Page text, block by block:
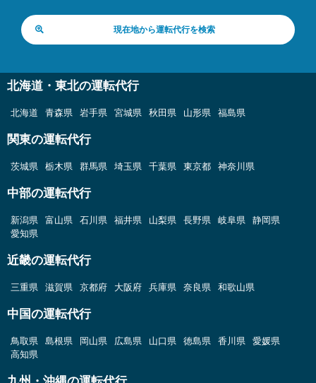
現在地から運転代行を検索
北海道・東北の運転代行
北海道 青森県 岩手県 宮城県 秋田県 山形県 福島県
関東の運転代行
茨城県 栃木県 群馬県 埼玉県 千葉県 東京都 神奈川県
中部の運転代行
新潟県 富山県 石川県 福井県 山梨県 長野県 岐阜県
静岡県
愛知県
近畿の運転代行
三重県 滋賀県 京都府 大阪府 兵庫県 奈良県 和歌山県
中国の運転代行
鳥取県 島根県 岡山県 広島県 山口県 徳島県 香川県
愛媛県
高知県